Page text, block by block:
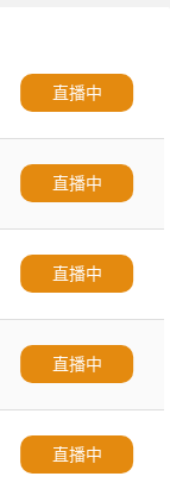
直播中
直播中
直播中
直播中
直播中